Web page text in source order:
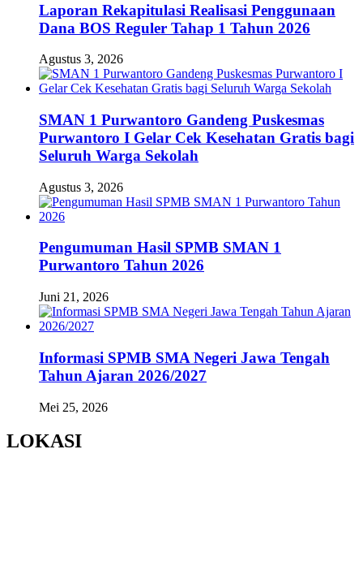
Laporan Rekapitulasi Realisasi Penggunaan
Dana BOS Reguler Tahap 1 Tahun 2026
Agustus 3, 2026
SMAN 1 Purwantoro Gandeng Puskesmas
Purwantoro I Gelar Cek Kesehatan Gratis bagi
Seluruh Warga Sekolah
Agustus 3, 2026
Pengumuman Hasil SPMB SMAN 1
Purwantoro Tahun 2026
Juni 21, 2026
Informasi SPMB SMA Negeri Jawa Tengah
Tahun Ajaran 2026/2027
Mei 25, 2026
LOKASI